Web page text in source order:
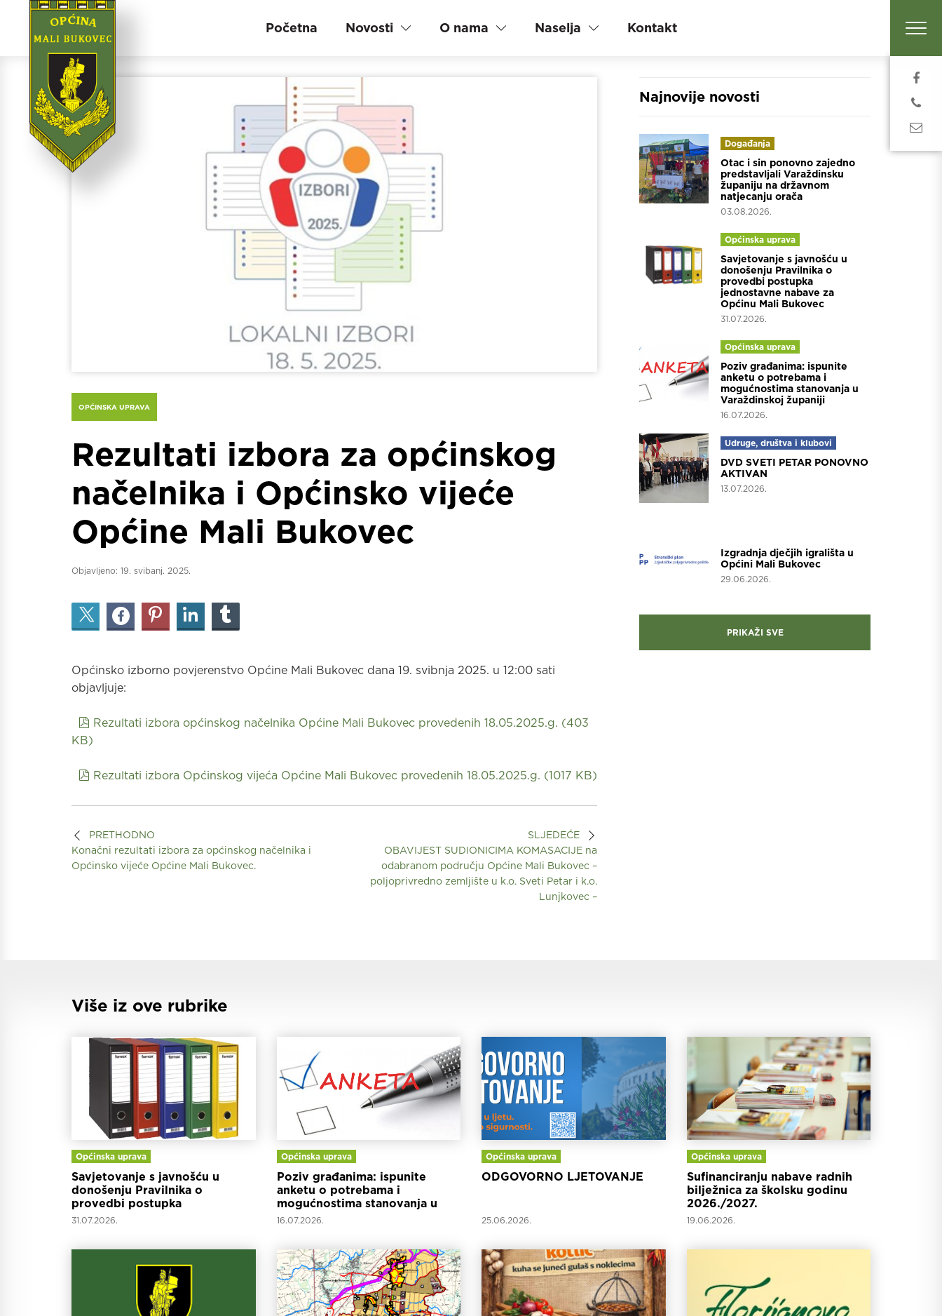
Početna Novosti O nama Naselja Kontakt
OPĆINSKA UPRAVA
Rezultati izbora za općinskog
načelnika i Općinsko vijeće
Općine Mali Bukovec
Objavljeno: 19. svibanj. 2025.
Općinsko izborno povjerenstvo Općine Mali Bukovec dana 19. svibnja 2025. u 12:00 sati
objavljuje:
pdf
Rezultati izbora općinskog načelnika Općine Mali Bukovec provedenih 18.05.2025.g. (403
KB)
pdf
Rezultati izbora Općinskog vijeća Općine Mali Bukovec provedenih 18.05.2025.g. (1017 KB)
PRETHODNO
Konačni rezultati izbora za općinskog načelnika i
Općinsko vijeće Općine Mali Bukovec.
SLJEDEĆE
OBAVIJEST SUDIONICIMA KOMASACIJE na
odabranom području Općine Mali Bukovec –
poljoprivredno zemljište u k.o. Sveti Petar i k.o.
Lunjkovec –
Najnovije novosti
Događanja
Otac i sin ponovno zajedno
predstavljali Varaždinsku
županiju na državnom
natjecanju orača
03.08.2026.
Općinska uprava
Savjetovanje s javnošću u
donošenju Pravilnika o
provedbi postupka
jednostavne nabave za
Općinu Mali Bukovec
31.07.2026.
Općinska uprava
Poziv građanima: ispunite
anketu o potrebama i
mogućnostima stanovanja u
Varaždinskoj županiji
16.07.2026.
Udruge, društva i klubovi
DVD SVETI PETAR PONOVNO
AKTIVAN
13.07.2026.
Izgradnja dječjih igrališta u
Općini Mali Bukovec
29.06.2026.
PRIKAŽI SVE
Više iz ove rubrike
Općinska uprava
Savjetovanje s javnošću u
donošenju Pravilnika o
provedbi postupka
jednostavne nabave za Općinu
31.07.2026.
Općinska uprava
Poziv građanima: ispunite
anketu o potrebama i
mogućnostima stanovanja u
Varaždinskoj županiji
16.07.2026.
Općinska uprava
ODGOVORNO LJETOVANJE
25.06.2026.
Općinska uprava
Sufinanciranju nabave radnih
bilježnica za školsku godinu
2026./2027.
19.06.2026.